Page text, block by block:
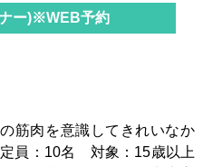
ー)※WEB予約
筋肉を意識してきれいなか
員：10名 対象：15歳以上